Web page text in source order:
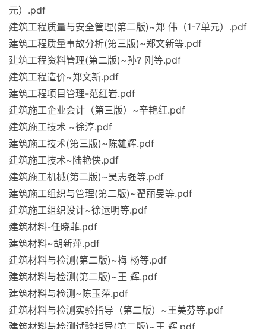
元）.pdf
建筑工程质量与安全管理(第二版)~郑 伟（1-7单元）.pdf
建筑工程质量事故分析(第三版)~郑文新等.pdf
建筑工程资料管理(第二版)~孙? 刚等.pdf
建筑工程造价~郑文新.pdf
建筑工程项目管理-范红岩.pdf
建筑施工企业会计（第三版）~辛艳红.pdf
建筑施工技术 ~徐淳.pdf
建筑施工技术(第三版)~陈雄辉.pdf
建筑施工技术~陆艳侠.pdf
建筑施工机械(第二版)~吴志强等.pdf
建筑施工组织与管理(第二版)~翟丽旻等.pdf
建筑施工组织设计~徐运明等.pdf
建筑材料-任晓菲.pdf
建筑材料~胡新萍.pdf
建筑材料与检测(第二版)~梅 杨等.pdf
建筑材料与检测(第二版)~王 辉.pdf
建筑材料与检测~陈玉萍.pdf
建筑材料与检测实验指导（第二版）~王美芬等.pdf
建筑材料与检测试验指导(第二版)~王 辉.pdf